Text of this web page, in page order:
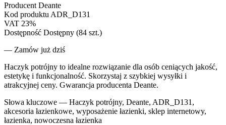
Producent Deante
Kod produktu ADR_D131
VAT 23%
Dostępność Dostępny (84 szt.)
— Zamów już dziś
Haczyk potrójny to idealne rozwiązanie dla osób ceniących jakość,
estetykę i funkcjonalność. Skorzystaj z szybkiej wysyłki i
atrakcyjnej ceny. Gwarancja producenta Deante.
Słowa kluczowe — Haczyk potrójny, Deante, ADR_D131,
akcesoria łazienkowe, wyposażenie łazienki, sklep internetowy,
łazienka, nowoczesna łazienka